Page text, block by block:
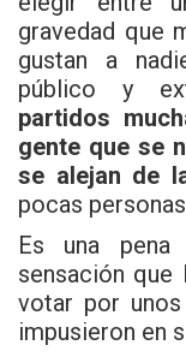
gravedad que
gustan a
público y
partidos
gente que se
se alejan de
pocas
Es una
sensación que
votar por
impusieron en